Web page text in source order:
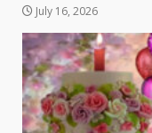
July 16, 2026